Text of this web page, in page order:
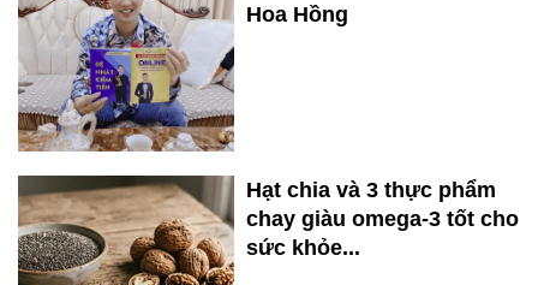
Hoa Hồng
Hạt chia và 3 thực phẩm
chay giàu omega-3 tốt cho
sức khỏe...